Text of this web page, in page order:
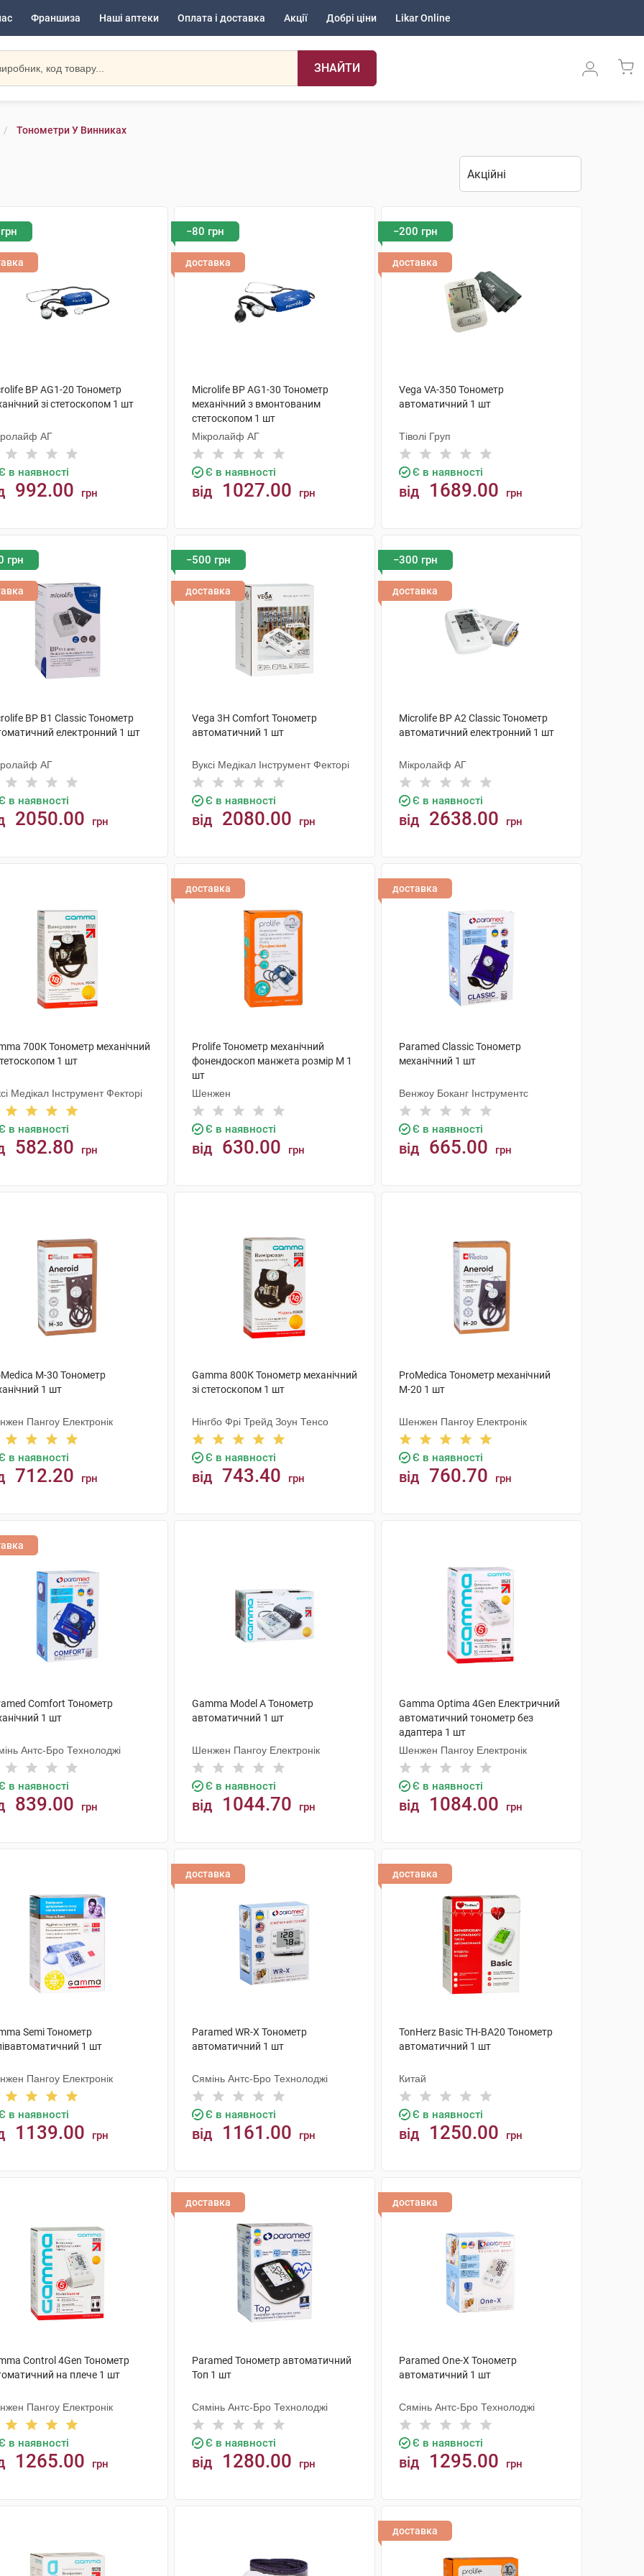
Франшиза Наші аптеки Оплата і доставка Акції Добрі ціни Likar Online
ЗНАЙТИ
Тонометри У Винниках
BP AG1-20 Тонометр
зі стетоскопом 1 шт
AГ
в наявності
992.00 грн
−80 грн
доставка
Microlife BP AG1-30 Тонометр
механічний з вмонтованим
стетоскопом 1 шт
Мікролайф AГ
Є в наявності
від 1027.00 грн
−200 грн
доставка
Vega VA-350 Тонометр
автоматичний 1 шт
Тіволі Груп
Є в наявності
від 1689.00 грн
грн
BP B1 Classic Тонометр
електронний 1 шт
AГ
в наявності
2050.00 грн
−500 грн
доставка
Vega 3H Comfort Тонометр
автоматичний 1 шт
Вуксі Медікал Інструмент Фекторі
Є в наявності
від 2080.00 грн
−300 грн
доставка
Microlife BP A2 Classic Тонометр
автоматичний електронний 1 шт
Мікролайф AГ
Є в наявності
від 2638.00 грн
700К Тонометр механічний
1 шт
Медікал Інструмент Фекторі
в наявності
582.80 грн
доставка
Prolife Тонометр механічний
фонендоскоп манжета розмір М 1
шт
Шенжен
Є в наявності
від 630.00 грн
доставка
Paramed Classic Тонометр
механічний 1 шт
Венжоу Боканг Інструментс
Є в наявності
від 665.00 грн
М-30 Тонометр
1 шт
Пангоу Електронік
в наявності
712.20 грн
Gamma 800К Тонометр механічний
зі стетоскопом 1 шт
Нінгбо Фрі Трейд Зоун Тенсо
Є в наявності
від 743.40 грн
ProMedica Тонометр механічний
М-20 1 шт
Шенжен Пангоу Електронік
Є в наявності
від 760.70 грн
Comfort Тонометр
1 шт
Антс-Бро Технолоджі
в наявності
839.00 грн
Gamma Model А Тонометр
автоматичний 1 шт
Шенжен Пангоу Електронік
Є в наявності
від 1044.70 грн
Gamma Optima 4Gen Електричний
автоматичний тонометр без
адаптера 1 шт
Шенжен Пангоу Електронік
Є в наявності
від 1084.00 грн
Semi Тонометр
1 шт
Пангоу Електронік
в наявності
1139.00 грн
доставка
Paramed WR-X Тонометр
автоматичний 1 шт
Сямінь Антс-Бро Технолоджі
Є в наявності
від 1161.00 грн
доставка
TonHerz Basic ТН-ВА20 Тонометр
автоматичний 1 шт
Китай
Є в наявності
від 1250.00 грн
Control 4Gen Тонометр
на плече 1 шт
Пангоу Електронік
в наявності
1265.00 грн
доставка
Paramed Тонометр автоматичний
Топ 1 шт
Сямінь Антс-Бро Технолоджі
Є в наявності
від 1280.00 грн
доставка
Paramed One-X Тонометр
автоматичний 1 шт
Сямінь Антс-Бро Технолоджі
Є в наявності
від 1295.00 грн
доставка